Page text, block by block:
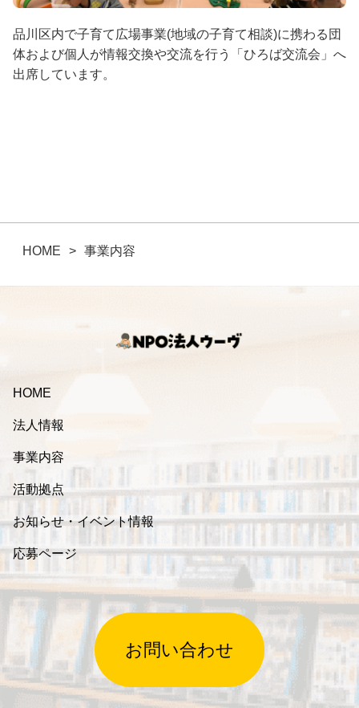
品川区内で子育て広場事業(地域の子育て相談)に携わる団
体および個人が情報交換や交流を行う「ひろば交流会」へ
出席しています。
HOME 事業内容
HOME
法人情報
事業内容
活動拠点
お知らせ・イベント情報
応募ページ
お問い合わせ